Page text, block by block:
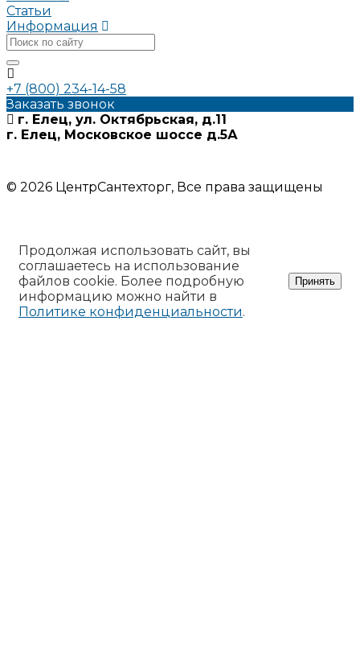
Статьи
Информация
+7 (800) 234-14-58
Заказать звонок
г. Елец, ул. Октябрьская, д.11
г. Елец, Московское шоссе д.5А
© 2026 ЦентрСантехторг, Все права защищены
Продолжая использовать сайт, вы
соглашаетесь на использование
файлов cookie. Более подробную
информацию можно найти в
Политике конфиденциальности.
Принять